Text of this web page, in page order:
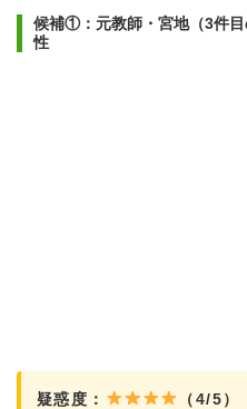
候補①：元教師・宮地（3件
性
疑惑度： （4/5）